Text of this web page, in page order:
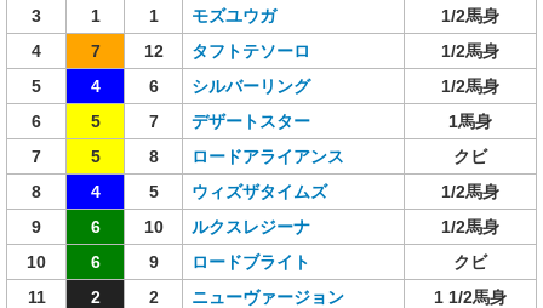
3
1 1 モズユウガ
1/2馬身
4
7 12 タフトテソーロ
1/2馬身
5
4 6 シルバーリング
1/2馬身
6
5 7 デザートスター
1馬身
7
5 8 ロードアライアンス
クビ
8
4 5 ウィズザタイムズ
1/2馬身
9
6 10 ルクスレジーナ
1/2馬身
10
6 9 ロードブライト
クビ
11
2 2 ニューヴァージョン
1 1/2馬身